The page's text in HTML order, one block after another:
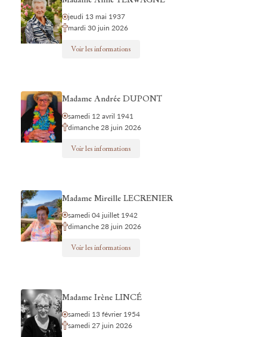
jeudi 13 mai 1937
mardi 30 juin 2026
Voir les informations
Madame Andrée DUPONT
samedi 12 avril 1941
dimanche 28 juin 2026
Voir les informations
Madame Mireille LECRENIER
samedi 04 juillet 1942
dimanche 28 juin 2026
Voir les informations
Madame Irène LINCÉ
samedi 13 février 1954
samedi 27 juin 2026